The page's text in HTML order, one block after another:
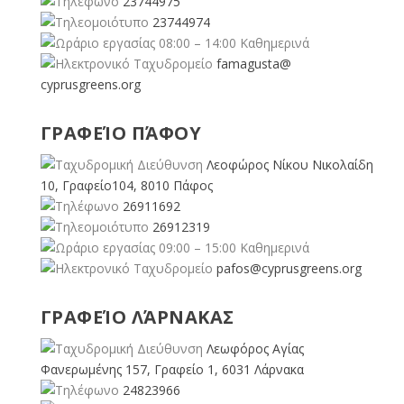
23744974
08:00 – 14:00 Καθημερινά
famagusta@
cyprusgreens.org
ΓΡΑΦΕΊΟ ΠΆΦΟΥ
Λεοφώρος Νίκου Νικολαίδη
10, Γραφείο104, 8010 Πάφος
26911692
26912319
09:00 – 15:00 Καθημερινά
pafos@cyprusgreens.org
ΓΡΑΦΕΊΟ ΛΆΡΝΑΚΑΣ
Λεωφόρος Αγίας
Φανερωμένης 157, Γραφείο 1, 6031 Λάρνακα
24823966